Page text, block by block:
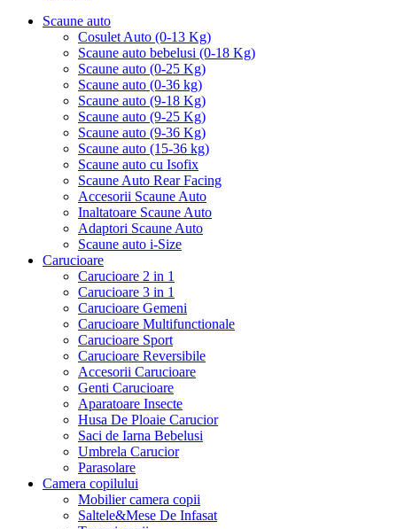
Scaune auto
Cosulet Auto (0-13 Kg)
Scaune auto bebelusi (0-18 Kg)
Scaune auto (0-25 Kg)
Scaune auto (0-36 kg)
Scaune auto (9-18 Kg)
Scaune auto (9-25 Kg)
Scaune auto (9-36 Kg)
Scaune auto (15-36 kg)
Scaune auto cu Isofix
Scaune Auto Rear Facing
Accesorii Scaune Auto
Inaltatoare Scaune Auto
Adaptori Scaune Auto
Scaune auto i-Size
Carucioare
Carucioare 2 in 1
Carucioare 3 in 1
Carucioare Gemeni
Carucioare Multifunctionale
Carucioare Sport
Carucioare Reversibile
Accesorii Carucioare
Genti Carucioare
Aparatoare Insecte
Husa De Ploaie Carucior
Saci de Iarna Bebelusi
Umbrela Carucior
Parasolare
Camera copilului
Mobilier camera copii
Saltele&Mese De Infasat